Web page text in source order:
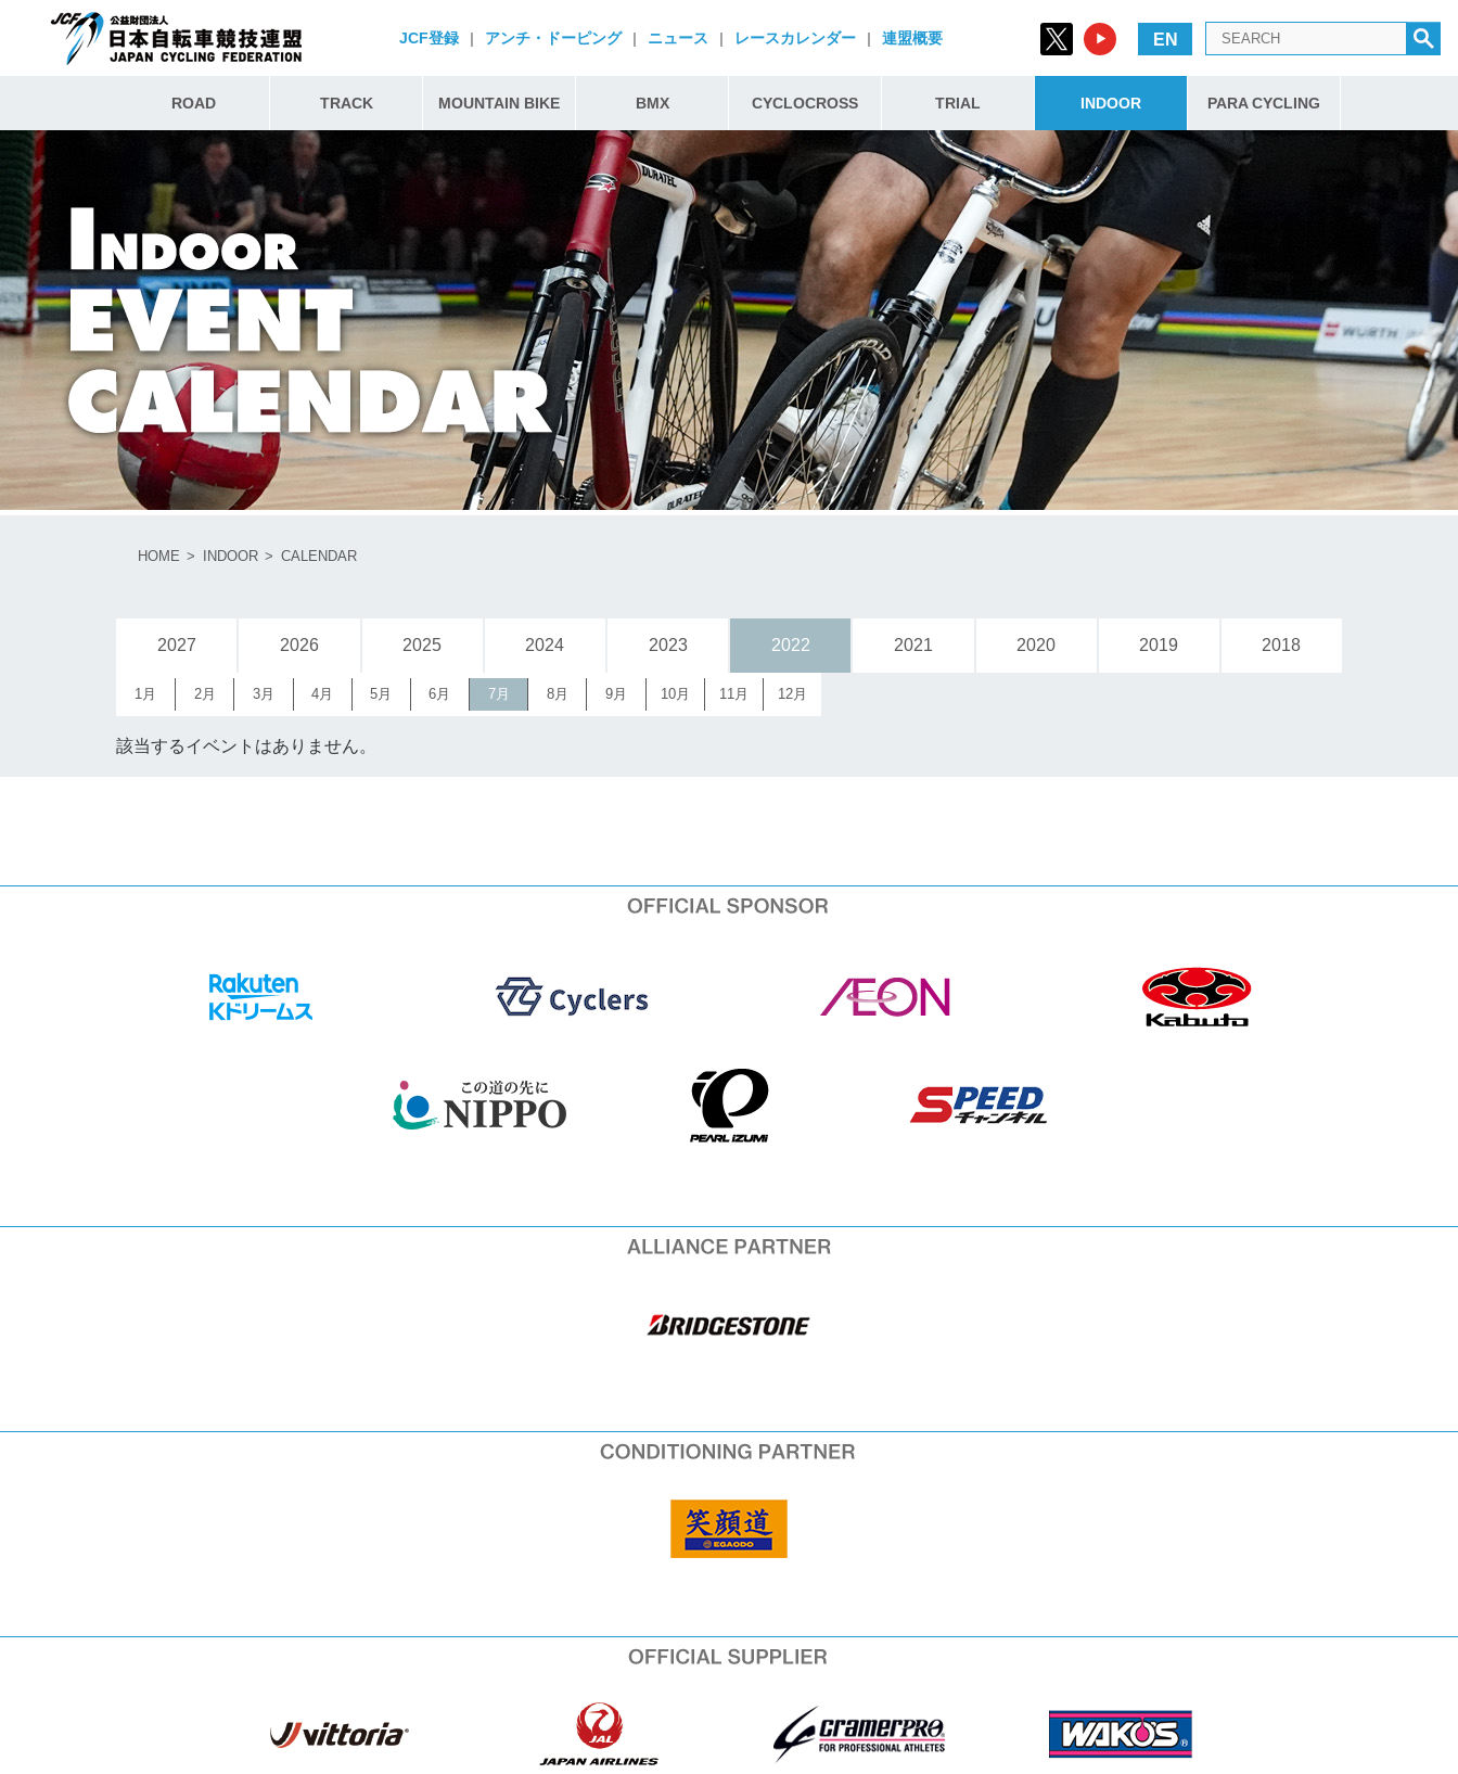
JCF登録 | アンチ・ドーピング | ニュース | レースカレンダー | 連盟概要 EN
ROAD TRACK MOUNTAIN BIKE BMX CYCLOCROSS TRIAL INDOOR PARA CYCLING
HOME INDOOR CALENDAR
2027 2026 2025 2024 2023 2022 2021 2020 2019 2018
1月 2月 3月 4月 5月 6月 7月 8月 9月 10月 11月 12月
該当するイベントはありません。